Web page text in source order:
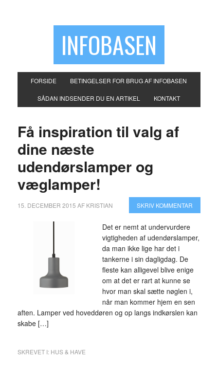
INFOBASEN
FORSIDE BETINGELSER FOR BRUG AF INFOBASEN
SÅDAN INDSENDER DU EN ARTIKEL KONTAKT
Få inspiration til valg af
dine næste
udendørslamper og
væglamper!
15. DECEMBER 2015 AF KRISTIAN SKRIV KOMMENTAR
Det er nemt at undervurdere
vigtigheden af udendørslamper,
da man ikke lige har det i
tankerne i sin dagligdag. De
fleste kan alligevel blive enige
om at det er rart at kunne se
hvor man skal sætte nøglen i,
når man kommer hjem en sen
aften. Lamper ved hoveddøren og op langs indkørslen kan
skabe […]
SKREVET I: HUS & HAVE